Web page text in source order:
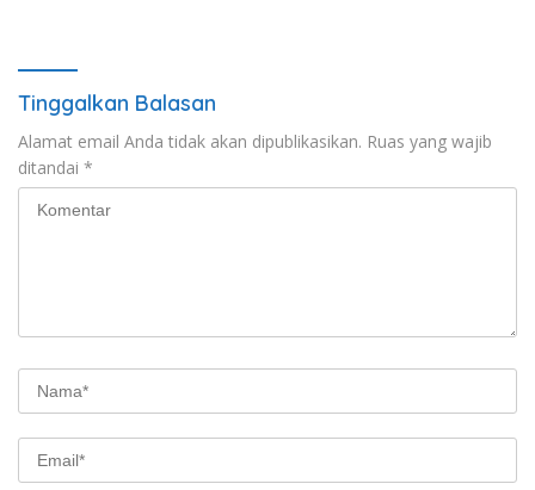
Tinggalkan Balasan
Alamat email Anda tidak akan dipublikasikan. Ruas yang wajib
ditandai *